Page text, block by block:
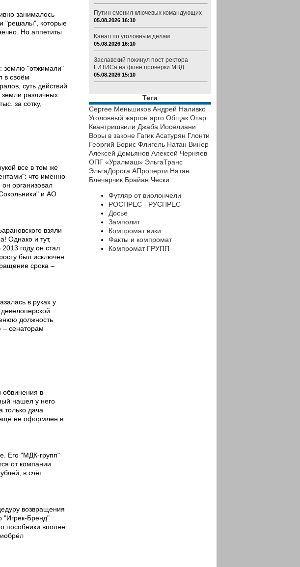
занималось
"решалы", которые
Но аппетиты
землю "отжимали"
в своём
суть действий
различных
за сотку,
все в том же
что именно
организовал
и АО
взяли
Однако и тут,
году он стал
был исключен
срока –
в руках у
должность
– сенаторам
обвинения в
нашел у него
только дача
не оформлен в
Его "МДК-групп"
от компании
в счёт
возвращения
"Игрек-Бренд"
пособники вполне
Путин сменил ключевых командующих
05.08.2026 16:10
Канал по уголовным делам
05.08.2026 16:10
Заславский покинул пост ректора
ГИТИСа на фоне проверки МВД
05.08.2026 15:10
Теги
Сергее Меньшиков Андрей Наливко
Уголовный жаргон арго Общак Отар
Квантришвили Джаба Иоселиани
Воры в законе Гагик Асатурян Глонти
Георгий Борис Флигель Натан Винер
Алексей Демьянов Алексей Черняев
ОПГ «Уралмаш» ЭльгаТранс
ЭльгаДорога АПроперти Натан
Блечарчик Брайан Чески
Футляр от виолончели
РОСПРЕС - РУСПРЕС
Досье
Замполит
Компромат вики
Факты и компромат
Компромат ГРУПП